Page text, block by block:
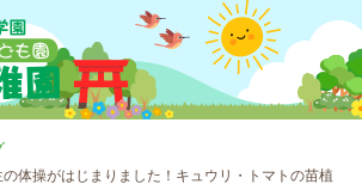
体操がはじまりました！キュウリ・トマトの苗植